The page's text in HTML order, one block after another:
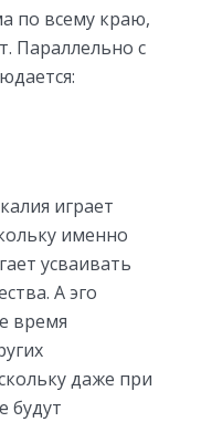
по всему краю,
Параллельно с
играет
именно
усваивать
А эго
время
даже при
будут